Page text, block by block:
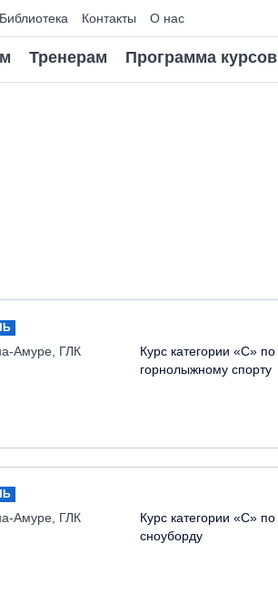
Библиотека Контакты О нас
Тренерам Программа курсов
Амуре, ГЛК
Курс категории «С» по
горнолыжному спорту
Амуре, ГЛК
Курс категории «С» по
сноуборду